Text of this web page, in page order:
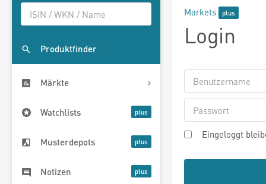
Produktfinder
Märkte
Watchlists
Musterdepots
Notizen
Markets
Login
Eingeloggt